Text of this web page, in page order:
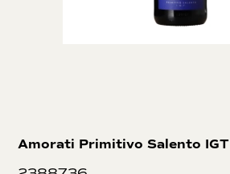
Amorati Primitivo Salento IGT